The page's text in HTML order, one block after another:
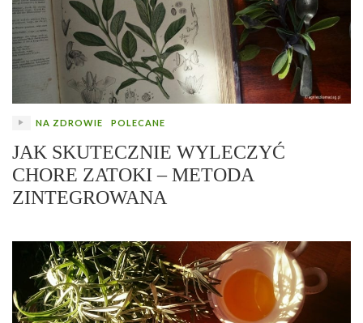
NA ZDROWIE POLECANE
JAK SKUTECZNIE WYLECZYĆ
CHORE ZATOKI – METODA
ZINTEGROWANA